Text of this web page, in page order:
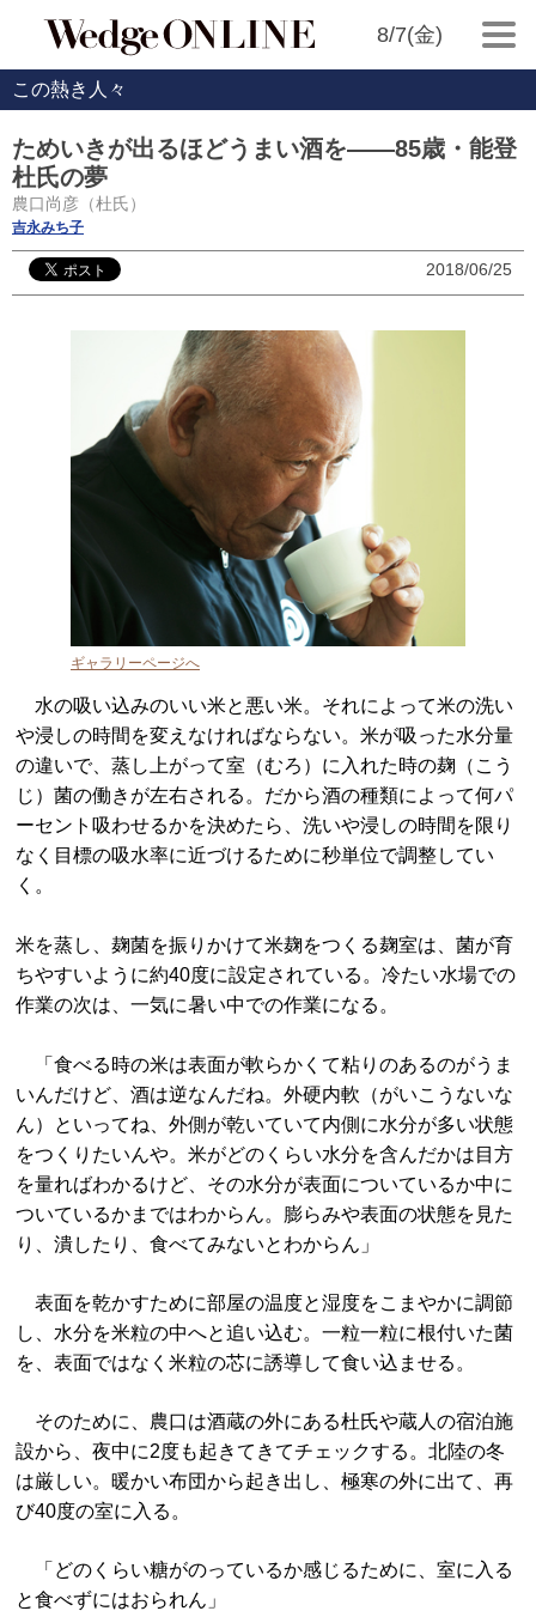
8/7(金)
この熱き人々
ためいきが出るほどうまい酒を――85歳・能登
杜氏の夢
農口尚彦（杜氏）
吉永みち子
2018/06/25
ギャラリーページへ
水の吸い込みのいい米と悪い米。それによって米の洗い
や浸しの時間を変えなければならない。米が吸った水分量
の違いで、蒸し上がって室（むろ）に入れた時の麹（こう
じ）菌の働きが左右される。だから酒の種類によって何パ
ーセント吸わせるかを決めたら、洗いや浸しの時間を限り
なく目標の吸水率に近づけるために秒単位で調整してい
く。
米を蒸し、麹菌を振りかけて米麹をつくる麹室は、菌が育
ちやすいように約40度に設定されている。冷たい水場での
作業の次は、一気に暑い中での作業になる。
「食べる時の米は表面が軟らかくて粘りのあるのがうま
いんだけど、酒は逆なんだね。外硬内軟（がいこうないな
ん）といってね、外側が乾いていて内側に水分が多い状態
をつくりたいんや。米がどのくらい水分を含んだかは目方
を量ればわかるけど、その水分が表面についているか中に
ついているかまではわからん。膨らみや表面の状態を見た
り、潰したり、食べてみないとわからん」
表面を乾かすために部屋の温度と湿度をこまやかに調節
し、水分を米粒の中へと追い込む。一粒一粒に根付いた菌
を、表面ではなく米粒の芯に誘導して食い込ませる。
そのために、農口は酒蔵の外にある杜氏や蔵人の宿泊施
設から、夜中に2度も起きてきてチェックする。北陸の冬
は厳しい。暖かい布団から起き出し、極寒の外に出て、再
び40度の室に入る。
「どのくらい糖がのっているか感じるために、室に入る
と食べずにはおられん」